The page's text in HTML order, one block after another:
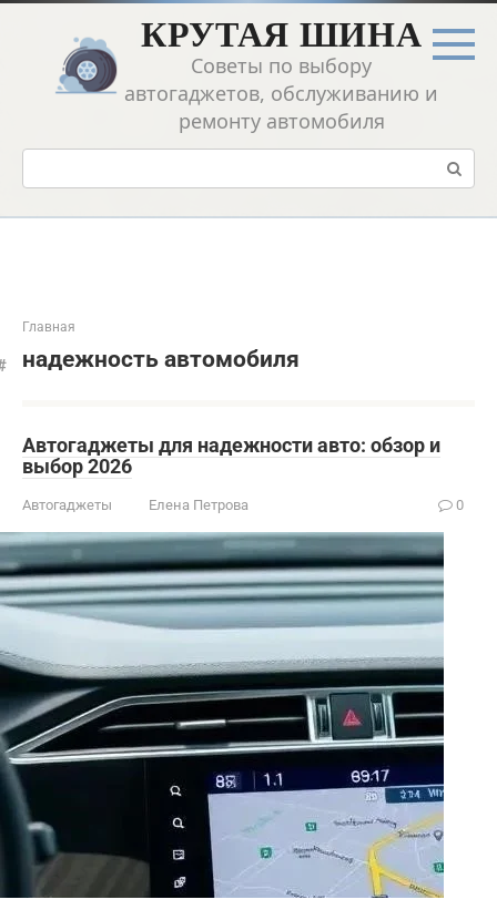
Перейти
контенту
КРУТАЯ ШИНА
Советы по выбору
автогаджетов, обслуживанию и
ремонту автомобиля
Поиск:
Главная
надежность автомобиля
Автогаджеты для надежности авто: обзор и
выбор 2026
Автогаджеты Елена Петрова 0